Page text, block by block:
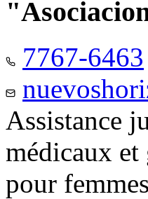
7767-6463
Assistance
médicaux et
pour